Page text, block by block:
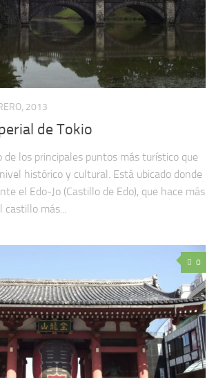
2013
de Tokio
de los principales puntos más turístico que
histórico y cultural. Está ubicado donde
el Edo-Jo (Castillo de Edo), que hace más
castillo más...
0